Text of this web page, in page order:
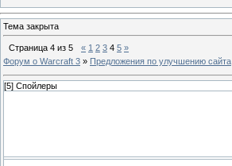
Тема закрыта
Страница 4 из 5 « 1 2 3 4 5 »
Форум о Warcraft 3 » Предложения по улучшению сайта
[5] Спойлеры